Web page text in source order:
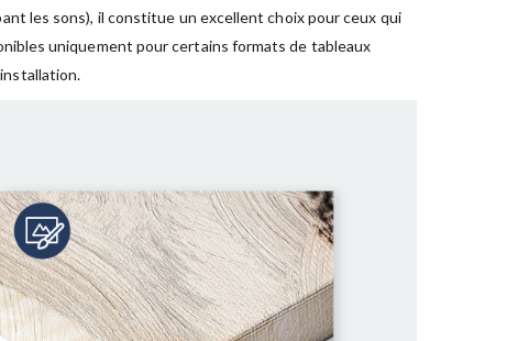
les sons), il constitue un excellent choix pour ceux qui
uniquement pour certains formats de tableaux